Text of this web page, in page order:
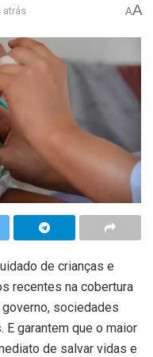
atrás AA
de crianças e
recentes na cobertura
sociedades
garantem que o maior
de salvar vidas e